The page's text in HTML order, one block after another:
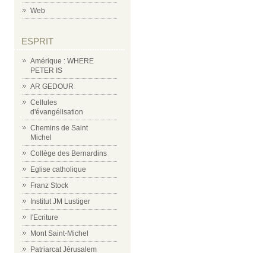
Web
ESPRIT
Amérique : WHERE
PETER IS
AR GEDOUR
Cellules
d'évangélisation
Chemins de Saint
Michel
Collège des Bernardins
Eglise catholique
Franz Stock
Institut JM Lustiger
l'Ecriture
Mont Saint-Michel
Patriarcat Jérusalem